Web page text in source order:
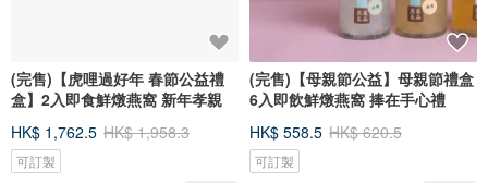
(完售)【虎哩過好年 春節公益禮
盒】2入即食鮮燉燕窩 新年孝親
HK$ 1,762.5 HK$ 1,958.3
可訂製
(完售)【母親節公益】母親節禮盒
6入即飲鮮燉燕窩 捧在手心禮
HK$ 558.5 HK$ 620.5
可訂製